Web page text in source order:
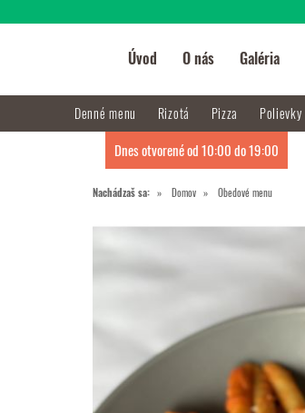
Nachádzaš sa: Domov Obedové menu
Úvod O nás Galéria
Denné menu Rizotá Pizza Polievky
Dnes otvorené od 10:00 do 19:00